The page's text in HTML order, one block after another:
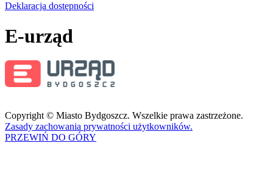
Deklaracja dostępności
E-urząd
Copyright © Miasto Bydgoszcz. Wszelkie prawa zastrzeżone.
Zasady zachowania prywatności użytkowników.
PRZEWIŃ DO GÓRY